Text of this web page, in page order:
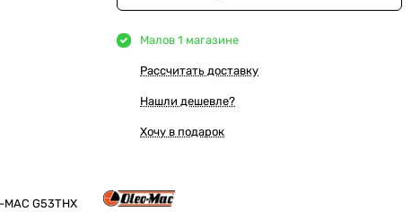
G53THX
Малов 1 магазине
Рассчитать доставку
Нашли дешевле?
Хочу в подарок